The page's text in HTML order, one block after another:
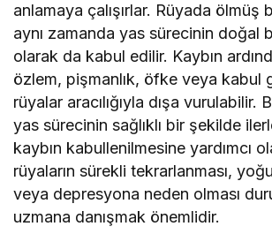
anlamaya çalışırlar. Rüyada ölmüş
aynı zamanda yas sürecinin doğal
olarak da kabul edilir. Kaybın
özlem, pişmanlık, öfke veya kabul
rüyalar aracılığıyla dışa vurulabilir.
yas sürecinin sağlıklı bir şekilde
kaybın kabullenilmesine yardımcı
rüyaların sürekli tekrarlanması,
veya depresyona neden olması
uzmana danışmak önemlidir.